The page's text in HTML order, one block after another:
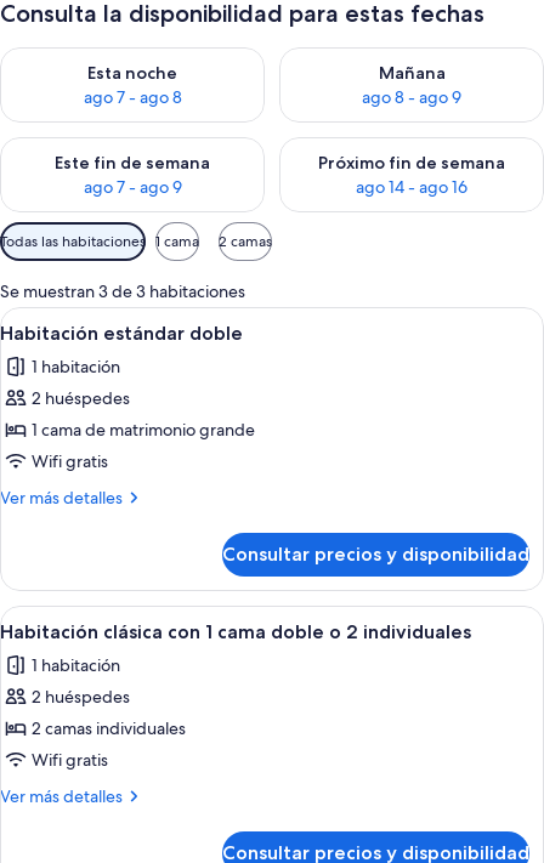
Consulta la disponibilidad para estas fechas
Esta noche
ago 7 - ago 8
Consulta la disponibilidad para esta noche, ago 7 - ago 8
Mañana
ago 8 - ago 9
Consulta la disponibilidad
Este fin de semana
ago 7 - ago 9
Consulta la disponibilidad para este fin de semana, ago 7 -
Próximo fin de semana
ago 14 - ago 16
Consulta la disponibilidad
Filtros
disponibles
para
las
habitaciones
Todas las habitaciones 1 cama 2 camas
Se muestran 3 de 3 habitaciones
Abrir
todas
las
fotos
de
Habitación
estándar
Una cama grande con cabecera de
4
Habitación estándar doble
1 habitación
2 huéspedes
1 cama de matrimonio grande
Wifi gratis
Ver más detalles
Más
estándar
doble
Consultar precios y disponibilidad
Abrir
todas
las
fotos
de
Habitación
clásica
Habitación de hotel con dos camas
4
Habitación clásica con 1 cama doble o 2 individuales
1 habitación
2 huéspedes
2 camas individuales
Wifi gratis
Ver más detalles
Más
Consultar precios y disponibilidad